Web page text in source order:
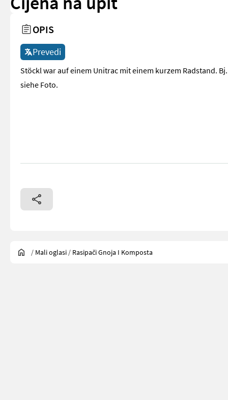
OPIS
Prevedi
Stöckl war auf einem Unitrac mit einem kurzem Radstand. Bj.
siehe Foto.
/ Mali oglasi / Rasipači Gnoja I Komposta